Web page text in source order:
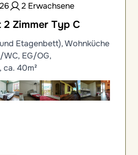
2 Erwachsene
Zimmer Typ C
Etagenbett), Wohnküche
EG/OG,
ca. 40m²